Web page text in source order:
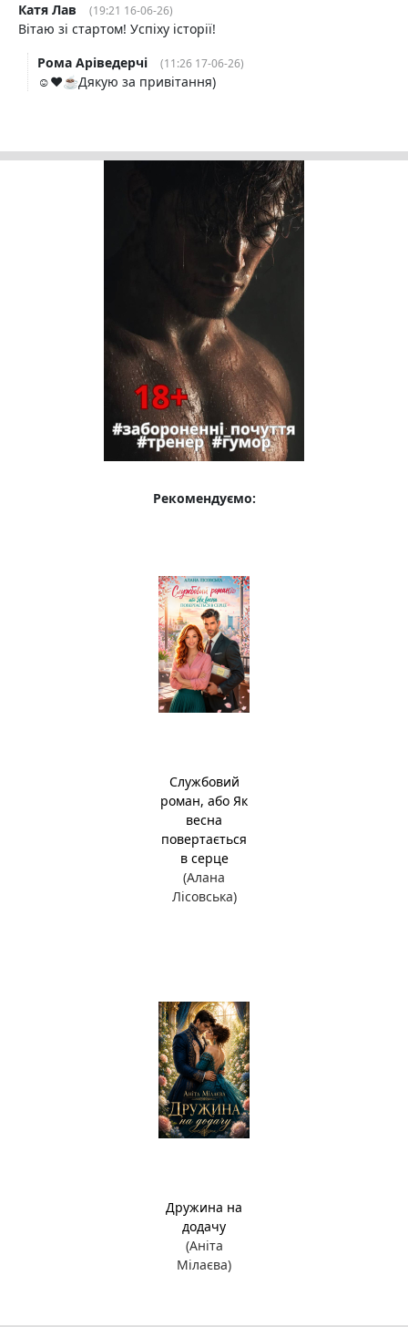
Катя Лав
(19:21 16-06-26)
Вітаю зі стартом! Успіху історії!
Рома Аріведерчі
(11:26 17-06-26)
☺️❤️☕️Дякую за привітання)
Рекомендуємо:
Службовий
роман, або Як
весна
повертається
в серце
(Алана
Лісовська)
Дружина на
додачу
(Аніта
Мілаєва)